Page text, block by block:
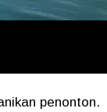
penonton.